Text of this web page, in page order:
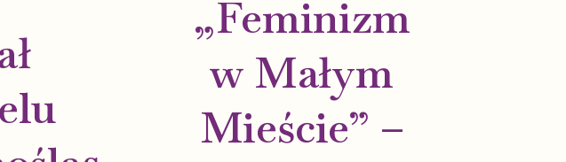
„Feminizm
w Małym
Mieście” –